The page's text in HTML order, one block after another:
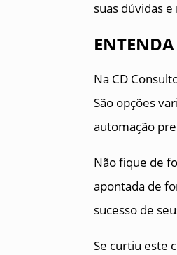
suas dúvidas
Na CD
São opções
automação
Não fique de
apontada de
sucesso de
Se curtiu este